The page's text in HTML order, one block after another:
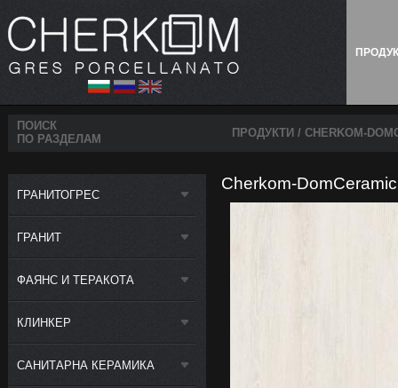
ПОИСК
ПО РАЗДЕЛАМ
ПРОДУКТИ / CHERKOM-
ГРАНИТОГРЕС
ГРАНИТ
ФАЯНС И ТЕРАКОТА
КЛИНКЕР
САНИТАРНА КЕРАМИКА
Cherkom-